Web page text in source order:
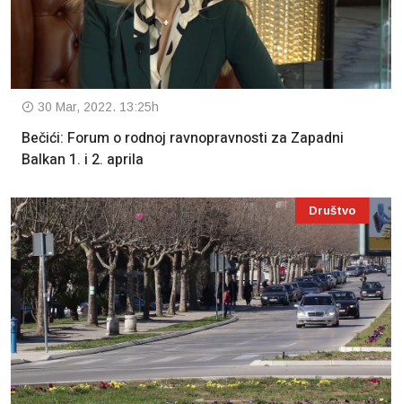
30 Mar, 2022. 13:25h
Bečići: Forum o rodnoj ravnopravnosti za Zapadni
Balkan 1. i 2. aprila
Društvo